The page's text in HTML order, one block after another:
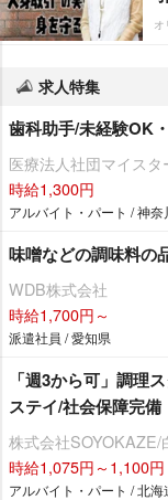
オ
求人特集
歯科助手/未経験OK
医療法人社団マイスタ
時給1,300円
アルバイト・パート / 神奈
味噌などの調味料の
WDB株式会社
時給1,700円～
派遣社員 / 愛知県
「週3から可」調理
ステイ/社会保障完備
株式会社SOYOKAZE/
時給1,075円～1,100円
アルバイト・パート / 北海